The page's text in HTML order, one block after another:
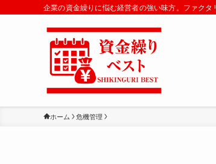
企業の資金繰りに悩む経営者の強い味方。ファク
ホーム 危機管理